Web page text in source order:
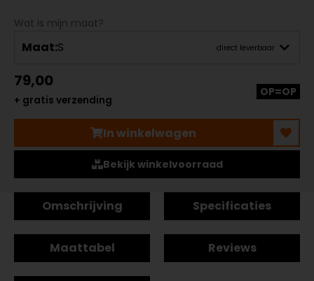
Wat is mijn maat?
Maat:S direct leverbaar
79,00
+ gratis verzending
OP=OP
In winkelwagen
Bekijk winkelvoorraad
Omschrijving Specificaties
Maattabel Reviews